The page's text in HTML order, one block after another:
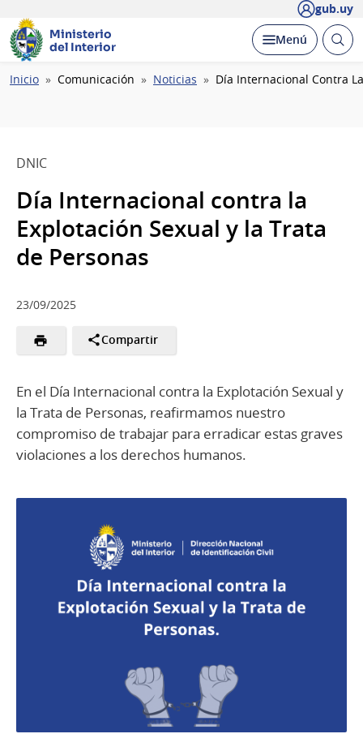
gub.uy
Ministerio
del Interior
Desplegar
Menú Abrir
Ruta
Inicio Comunicación Noticias Día Internacional Contra
DNIC
Día Internacional contra la
Explotación Sexual y la Trata
de Personas
23/09/2025
Compartir
En el Día Internacional contra la Explotación Sexual y
la Trata de Personas, reafirmamos nuestro
compromiso de trabajar para erradicar estas graves
violaciones a los derechos humanos.